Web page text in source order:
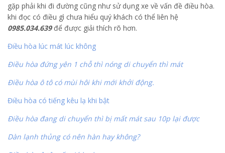
gặp phải khi đi đường cũng như sử dụng xe về vấn đề điều hòa.
khi đọc có điều gì chưa hiểu quý khách có thể liên hệ
0985.034.639để được giải thích rõ hơn.
Điều hòa lúc mát lúc không
Điều hòa đứng yên 1 chỗ thì nóng di chuyển thì mát
Điều hòa ô tô có mùi hôi khi mới khởi động.
Điều hòa có tiếng kêu lạ khi bật
Điều hòa đang di chuyển thì bị mất mát sau 10p lại được
Dàn lạnh thủng có nên hàn hay không?